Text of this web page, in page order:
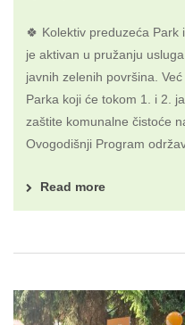
🍀 Kolektiv preduzeća
je aktivan u pružanju
javnih zelenih površina.
Parka koji će tokom 1. i 2.
zaštite komunalne čistoće
Ovogodišnji Program
Read more